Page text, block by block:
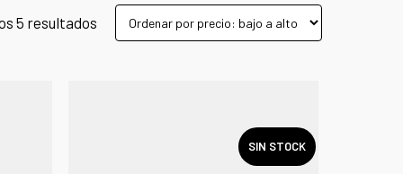
5 resultados
SIN STOCK